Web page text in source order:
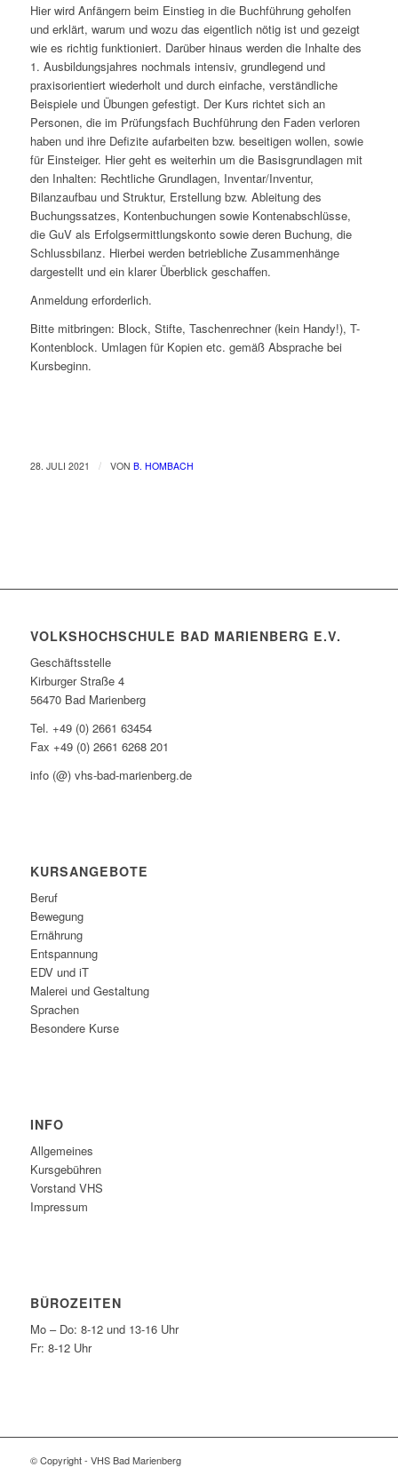
Hier wird Anfängern beim Einstieg in die Buchführung geholfen
und erklärt, warum und wozu das eigentlich nötig ist und gezeigt
wie es richtig funktioniert. Darüber hinaus werden die Inhalte des
1. Ausbildungsjahres nochmals intensiv, grundlegend und
praxisorientiert wiederholt und durch einfache, verständliche
Beispiele und Übungen gefestigt. Der Kurs richtet sich an
Personen, die im Prüfungsfach Buchführung den Faden verloren
haben und ihre Defizite aufarbeiten bzw. beseitigen wollen, sowie
für Einsteiger. Hier geht es weiterhin um die Basisgrundlagen mit
den Inhalten: Rechtliche Grundlagen, Inventar/Inventur,
Bilanzaufbau und Struktur, Erstellung bzw. Ableitung des
Buchungssatzes, Kontenbuchungen sowie Kontenabschlüsse,
die GuV als Erfolgsermittlungskonto sowie deren Buchung, die
Schlussbilanz. Hierbei werden betriebliche Zusammenhänge
dargestellt und ein klarer Überblick geschaffen.
Anmeldung erforderlich.
Bitte mitbringen: Block, Stifte, Taschenrechner (kein Handy!), T-
Kontenblock. Umlagen für Kopien etc. gemäß Absprache bei
Kursbeginn.
28. JULI 2021 / VON B. HOMBACH
VOLKSHOCHSCHULE BAD MARIENBERG E.V.
Geschäftsstelle
Kirburger Straße 4
56470 Bad Marienberg
Tel. +49 (0) 2661 63454
Fax +49 (0) 2661 6268 201
info (@) vhs-bad-marienberg.de
KURSANGEBOTE
Beruf
Bewegung
Ernährung
Entspannung
EDV und iT
Malerei und Gestaltung
Sprachen
Besondere Kurse
INFO
Allgemeines
Kursgebühren
Vorstand VHS
Impressum
BÜROZEITEN
Mo – Do: 8-12 und 13-16 Uhr
Fr: 8-12 Uhr
© Copyright - VHS Bad Marienberg